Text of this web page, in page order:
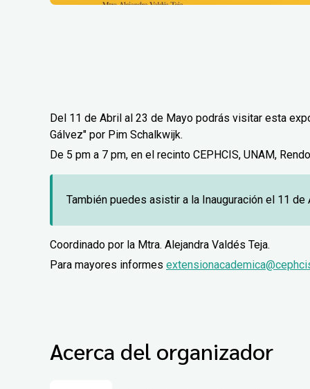
Del 11 de Abril al 23 de Mayo podrás visitar esta
Gálvez" por Pim Schalkwijk.
De 5 pm a 7 pm, en el recinto CEPHCIS, UNAM,
También puedes asistir a la Inauguración el 11 de
Coordinado por la Mtra. Alejandra Valdés Teja.
Para mayores informes
Acerca del organizador